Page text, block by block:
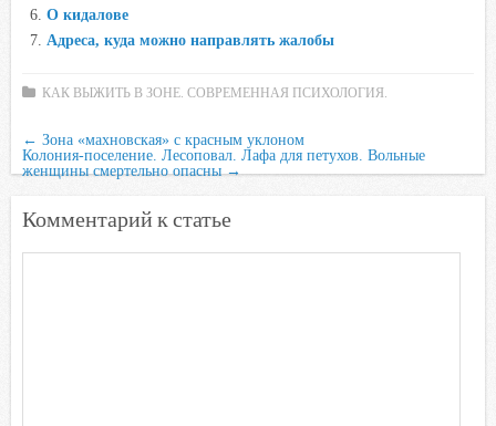
n
i
О кидалове
Адреса, куда можно направлять жалобы
КАК ВЫЖИТЬ В ЗОНЕ. СОВРЕМЕННАЯ ПСИХОЛОГИЯ.
← Зона «махновская» с красным уклоном
Колония-поселение. Лесоповал. Лафа для петухов. Вольные
женщины смертельно опасны→
Комментарий к статье